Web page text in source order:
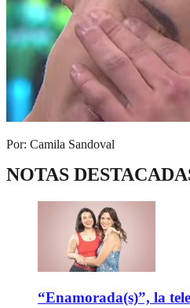
Por: Camila Sandoval
NOTAS
“Enamorada(s)”, la